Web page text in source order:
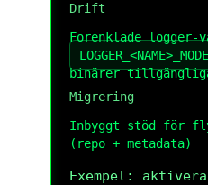
Drift
Förenklade logger-
LOGGER_<NAME>_MODE
binärer
Migrering
Inbyggt stöd för
(repo + metadata)
Exempel: